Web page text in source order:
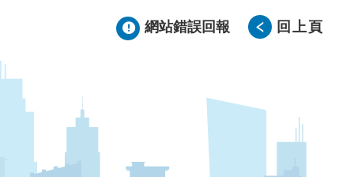
網站錯誤回報 回上頁